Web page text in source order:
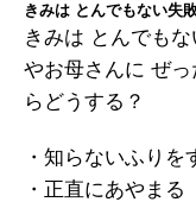
きみは とんでもない失
きみは とんでも
やお母さんに ぜ
らどうする？
・知らないふり
・正直にあやま